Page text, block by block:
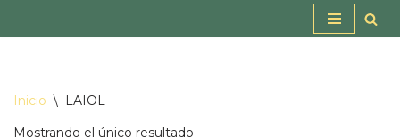
contenido
Inicio \ LAIOL
Mostrando el único resultado